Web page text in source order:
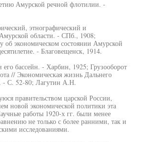
Амурской речной флотилии. -
этнографический и
области. - СПб., 1908;
экономическом состоянии Амурской
- Благовещенск, 1914.
бассейн. - Харбин, 1925; Грузооборот
// Экономическая жизнь Дальнего
- С. 52-80; Лагутин А.Н.
правительством царской России,
новой экономической политики эта
работы 1920-х гг. были менее
не только с более ранними, так и
исследованиями.